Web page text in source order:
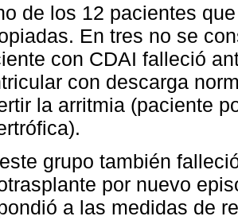
de los 12 pacientes
En tres no se
con CDAI falleció
con descarga
la arritmia (paciente
grupo también
por nuevo
a las medidas de